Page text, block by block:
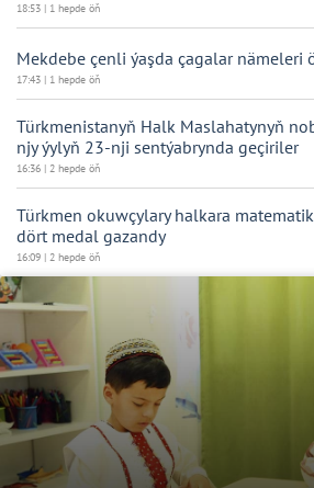
18:53 | 1 hepde öň
Mekdebe çenli ýaşda çagalar nämeleri
17:43 | 1 hepde öň
Türkmenistanyň Halk Maslahatynyň
njy ýylyň 23-nji sentýabrynda geçiriler
16:36 | 2 hepde öň
Türkmen okuwçylary halkara
dört medal gazandy
16:09 | 2 hepde öň